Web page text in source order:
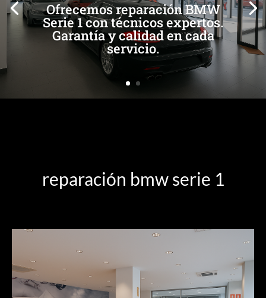
Ofrecemos reparación BMW
Serie 1 con técnicos expertos.
Garantía y calidad en cada
servicio.
reparación bmw serie 1